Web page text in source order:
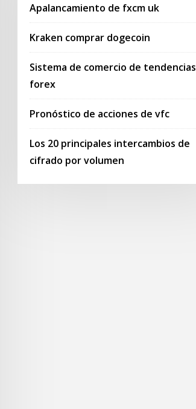
Apalancamiento de fxcm uk
Kraken comprar dogecoin
Sistema de comercio de tendencias
forex
Pronóstico de acciones de vfc
Los 20 principales intercambios de
cifrado por volumen